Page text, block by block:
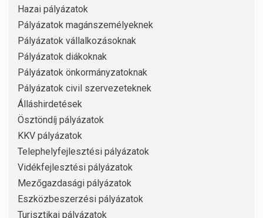
Hazai pályázatok
Pályázatok magánszemélyeknek
Pályázatok vállalkozásoknak
Pályázatok diákoknak
Pályázatok önkormányzatoknak
Pályázatok civil szervezeteknek
Álláshirdetések
Ösztöndíj pályázatok
KKV pályázatok
Telephelyfejlesztési pályázatok
Vidékfejlesztési pályázatok
Mezőgazdasági pályázatok
Eszközbeszerzési pályázatok
Turisztikai pályázatok